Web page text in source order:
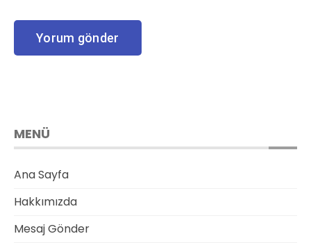
MENÜ
Ana Sayfa
Hakkımızda
Mesaj Gönder